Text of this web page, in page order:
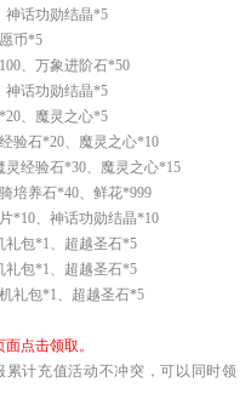
神话功勋结晶*5
愿币*5
、万象进阶石*50
神话功勋结晶*5
、魔灵之心*5
验石*20、魔灵之心*10
灵经验石*30、魔灵之心*15
培养石*40、鲜花*999
*10、神话功勋结晶*10
礼包*1、超越圣石*5
礼包*1、超越圣石*5
礼包*1、超越圣石*5
点击领取。
计充值活动不冲突，可以同时领